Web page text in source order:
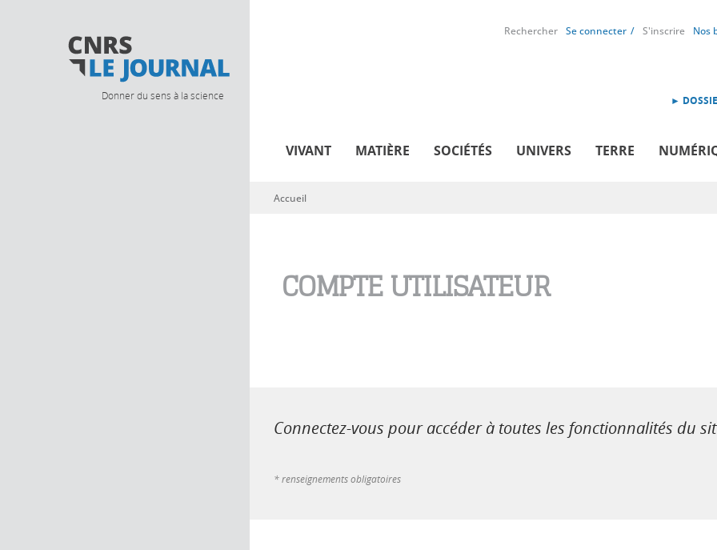
Donner du sens à la science
Rechercher Se connecter S'inscrire Nos
►
VIVANT MATIÈRE SOCIÉTÉS UNIVERS TERRE
Vous êtes ici
Accueil
COMPTE UTILISATEUR
Connectez-vous pour accéder à toutes les fonctionnalités du
* renseignements obligatoires